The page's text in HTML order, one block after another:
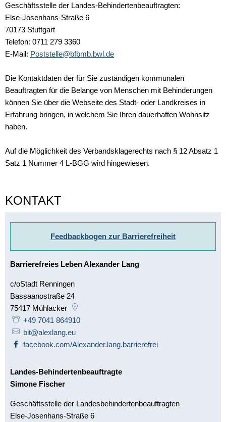
Geschäftsstelle der Landes-Behindertenbeauftragten:
Else-Josenhans-Straße 6
70173 Stuttgart
Telefon: 0711 279 3360
E-Mail: Poststelle@bfbmb.bwl.de
Die Kontaktdaten der für Sie zuständigen kommunalen
Beauftragten für die Belange von Menschen mit Behinderungen
können Sie über die Webseite des Stadt- oder Landkreises in
Erfahrung bringen, in welchem Sie Ihren dauerhaften Wohnsitz
haben.
Auf die Möglichkeit des Verbandsklagerechts nach § 12 Absatz 1
Satz 1 Nummer 4 L-BGG wird hingewiesen.
KONTAKT
Feedbackbogen zur Barrierefreiheit
Barrierefreies Leben Alexander Lang
c/oStadt Renningen
Bassaanostraße 24
75417 Mühlacker
+49 7041 864910
bit@alexlang.eu
facebook.com/Alexander.lang.barrierefrei
Landes-Behindertenbeauftragte
Simone Fischer
Geschäftsstelle der Landesbehindertenbeauftragten
Else-Josenhans-Straße 6